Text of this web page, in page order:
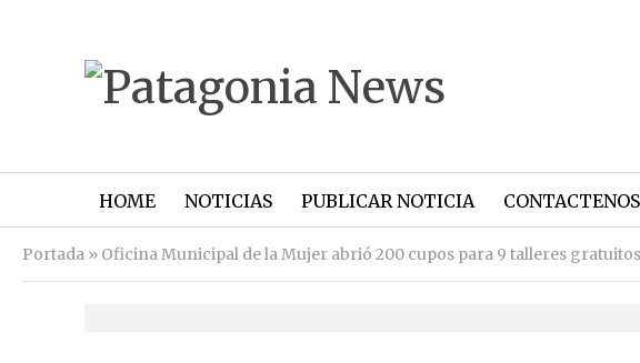
HOME NOTICIAS PUBLICAR NOTICIA CONTACTENOS
Portada » Oficina Municipal de la Mujer abrió 200 cupos para 9 talleres gratuitos